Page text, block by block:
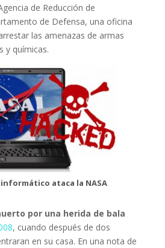
de Reducción de
de Defensa, una oficina
las amenazas de armas
y químicas.
informático ataca la NASA
por una herida de bala
, cuando después de dos
en su casa. En una nota de